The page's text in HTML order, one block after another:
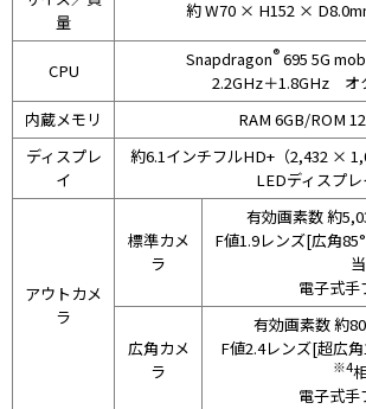
量
約 W70 × H152 ×
CPU
Snapdragon®695 5G
2.2GHz＋1.8GHz オ
内蔵メモリ
RAM 6GB/ROM
ディスプレ
イ
約6.1インチフルHD+（2,432 ×
LEDディスプレ
アウトカメ
ラ
標準カメ
ラ
有効画素数 約
F値1.9レンズ[広角
電子式手
広角カメ
ラ
有効画素数 約
F値2.4レンズ[超広
※4
電子式手